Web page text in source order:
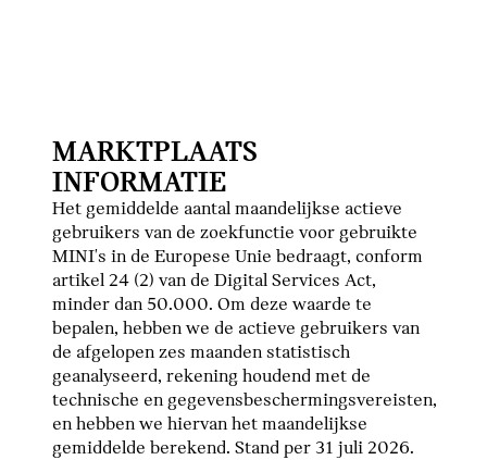
MARKTPLAATS
INFORMATIE
Het gemiddelde aantal maandelijkse actieve
gebruikers van de zoekfunctie voor gebruikte
MINI's in de Europese Unie bedraagt, conform
artikel 24 (2) van de Digital Services Act,
minder dan 50.000. Om deze waarde te
bepalen, hebben we de actieve gebruikers van
de afgelopen zes maanden statistisch
geanalyseerd, rekening houdend met de
technische en gegevensbeschermingsvereisten,
en hebben we hiervan het maandelijkse
gemiddelde berekend. Stand per 31 juli 2026.